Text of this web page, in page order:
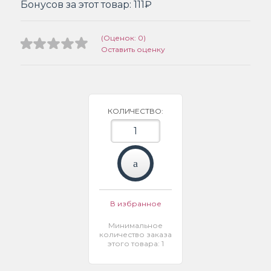
Бонусов за этот товар: 111₽
(Оценок: 0)
Оставить оценку
КОЛИЧЕСТВО:
В избранное
Минимальное
количество заказа
этого товара: 1